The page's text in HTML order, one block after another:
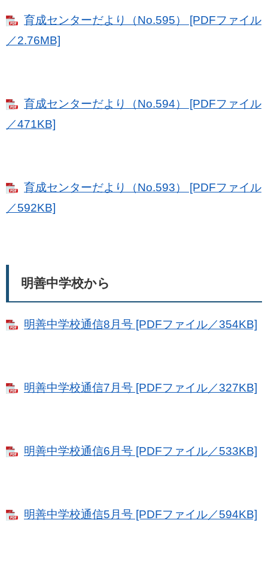
育成センターだより（No.595） [PDFファイル
／2.76MB]
育成センターだより（No.594） [PDFファイル
／471KB]
育成センターだより（No.593） [PDFファイル
／592KB]
明善中学校から
明善中学校通信8月号 [PDFファイル／354KB]
明善中学校通信7月号 [PDFファイル／327KB]
明善中学校通信6月号 [PDFファイル／533KB]
明善中学校通信5月号 [PDFファイル／594KB]